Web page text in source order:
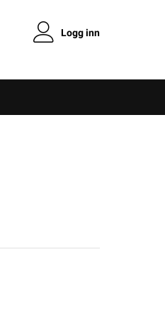
Logg inn